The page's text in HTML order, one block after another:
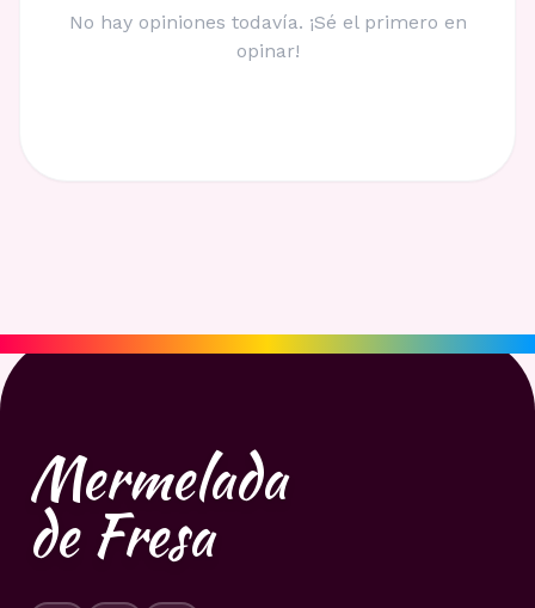
No hay opiniones todavía. ¡Sé el primero en
opinar!
Mermelada
de Fresa